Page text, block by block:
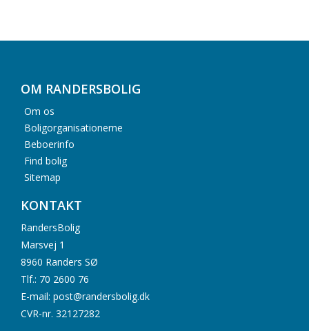
OM RANDERSBOLIG
Om os
Boligorganisationerne
Beboerinfo
Find bolig
Sitemap
KONTAKT
RandersBolig
Marsvej 1
8960 Randers SØ
Tlf.: 70 2600 76
E-mail: post@randersbolig.dk
CVR-nr. 32127282